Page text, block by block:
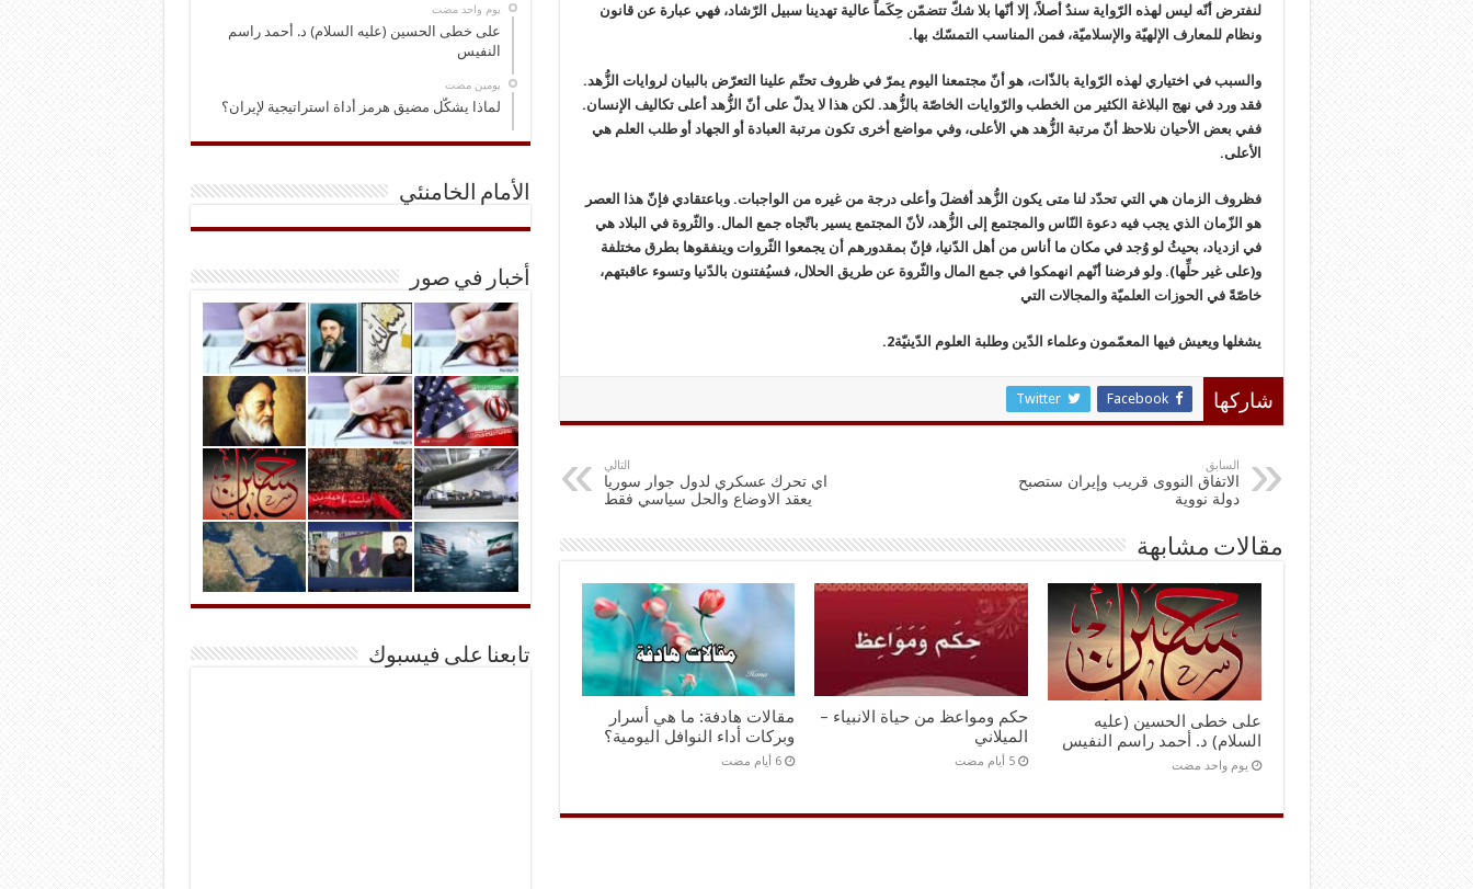
لنفترض أنّه ليس لهذه الرّواية سندٌ أصلاً، إلا أنّها بلا شكّ تتضمّن حِكَماً عالية تهدينا سبيل الرّشاد، فهي عبارة عن قانون
ونظام للمعارف الإلهيّة والإسلاميّة، فمن المناسب التمسّك بها.
والسبب في اختياري لهذه الرّواية بالذّات، هو أنّ مجتمعنا اليوم يمرّ في ظروف تحتّم علينا التعرّض بالبيان لروايات الزُّهد.
فقد ورد في نهج البلاغة الكثير من الخطب والرّوايات الخاصّة بالزُّهد. لكن هذا لا يدلّ على أنّ الزُّهد أعلى تكاليف الإنسان.
ففي بعض الأحيان نلاحظ أنّ مرتبة الزُّهد هي الأعلى، وفي مواضع أخرى تكون مرتبة العبادة أو الجهاد أو طلب العلم هي
الأعلى.
فظروف الزمان هي التي تحدّد لنا متى يكون الزُّهد أفضلَ وأعلى درجة من غيره من الواجبات. وباعتقادي فإنّ هذا العصر
هو الزّمان الذي يجب فيه دعوة النّاس والمجتمع إلى الزُّهد، لأنّ المجتمع يسير باتّجاه جمع المال. والثّروة في البلاد هي
في ازدياد، بحيثُ لو وُجد في مكان ما أناس من أهل الدّنيا، فإنّ بمقدورهم أن يجمعوا الثّروات وينفقوها بطرق مختلفة
و(على غير حلِّها). ولو فرضنا أنّهم انهمكوا في جمع المال والثّروة عن طريق الحلال، فسيُفتنون بالدّنيا وتسوء عاقبتهم،
خاصّةً في الحوزات العلميّة والمجالات التي
يشغلها ويعيش فيها المعمّمون وعلماء الدّين وطلبة العلوم الدّينيّة2.
شاركها Facebook
Twitter
السابق
الاتفاق النووی قریب وإیران ستصبح
دولة نوویة
التالي
اي تحرك عسكري لدول جوار سوريا
يعقد الاوضاع والحل سياسي فقط
مقالات مشابهة
على خطى الحسين (عليه
السلام) د. أحمد راسم النفيس
‏يوم واحد مضت
حكم ومواعظ من حياة الانبياء –
الميلاني
‏5 أيام مضت
مقالات هادفة: ما هي أسرار
وبركات أداء النوافل اليومية؟
‏6 أيام مضت
‏يوم واحد مضت
على خطى الحسين (عليه السلام) د. أحمد راسم
النفيس
‏يومين مضت
لماذا يشكّل مضيق هرمز أداة استراتيجية لإيران؟
الأمام الخامنئي
أخبار في صور
تابعنا على فيسبوك